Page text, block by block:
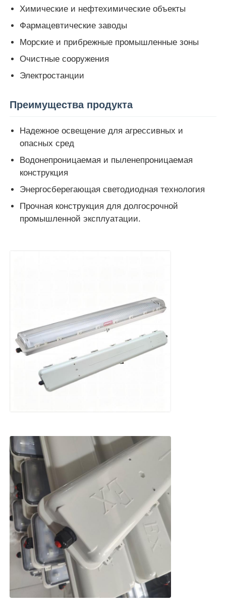
Наша фабрика
контроль качества
Отправить запрос
Взрывозащищенное освещение
Взрывозащищенный свет сигнала тревоги
взрывозащищенный вентилятор
Взрывостойкие кабельные железы
взрывозащищенные штепсельная вилка и гнездо
Химические и нефтехимические объекты
Фармацевтические заводы
Морские и прибрежные промышленные зоны
Очистные сооружения
Электростанции
Преимущества продукта
Надежное освещение для агрессивных и
опасных сред
Водонепроницаемая и пыленепроницаемая
конструкция
Энергосберегающая светодиодная технология
Прочная конструкция для долгосрочной
промышленной эксплуатации.